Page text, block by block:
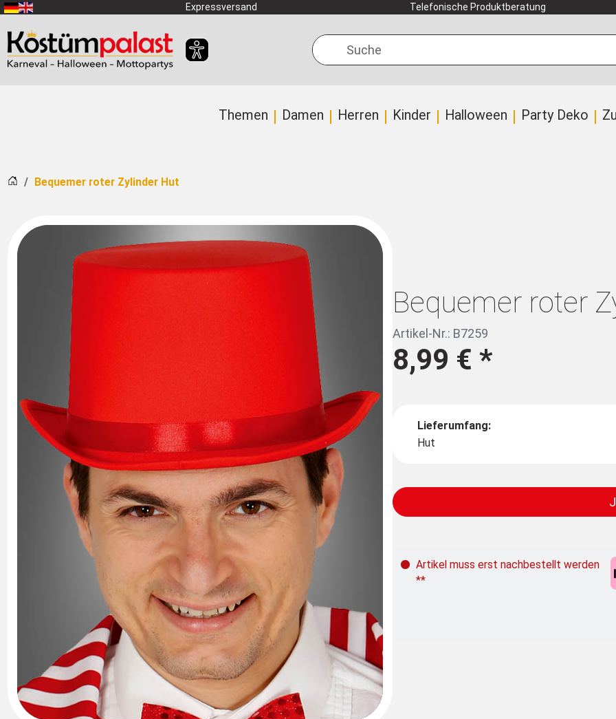
Zum Hauptinhalt springen Expressversand Telefonische Produktberatung
Suche
Themen Damen Herren Kinder Halloween Party Deko
Startseite
Bequemer roter Zylinder Hut
Bequemer roter
Artikel-Nr.: B7259
8,99 €*
Lieferumfang:
Hut
Artikel muss erst nachbestellt werden
**